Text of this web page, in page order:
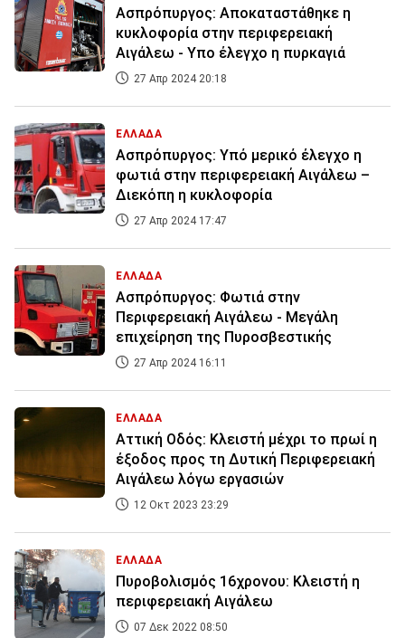
Ασπρόπυργος: Αποκαταστάθηκε η
κυκλοφορία στην περιφερειακή
Αιγάλεω - Υπο έλεγχο η πυρκαγιά
27 Απρ 2024 20:18
ΕΛΛΑΔΑ
Ασπρόπυργος: Υπό μερικό έλεγχο η
φωτιά στην περιφερειακή Αιγάλεω –
Διεκόπη η κυκλοφορία
27 Απρ 2024 17:47
ΕΛΛΑΔΑ
Ασπρόπυργος: Φωτιά στην
Περιφερειακή Αιγάλεω - Μεγάλη
επιχείρηση της Πυροσβεστικής
27 Απρ 2024 16:11
ΕΛΛΑΔΑ
Αττική Οδός: Κλειστή μέχρι το πρωί η
έξοδος προς τη Δυτική Περιφερειακή
Αιγάλεω λόγω εργασιών
12 Οκτ 2023 23:29
ΕΛΛΑΔΑ
Πυροβολισμός 16χρονου: Κλειστή η
περιφερειακή Αιγάλεω
07 Δεκ 2022 08:50